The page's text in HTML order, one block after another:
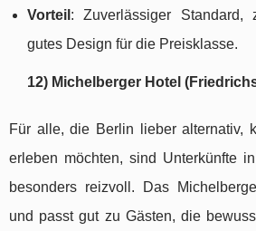
Vorteil : Zuverlässiger Standard,
gutes Design für die Preisklasse.
12) Michelberger Hotel
Für alle, die Berlin lieber alternativ,
erleben möchten, sind Unterkünfte
besonders reizvoll. Das
und passt gut zu Gästen, die